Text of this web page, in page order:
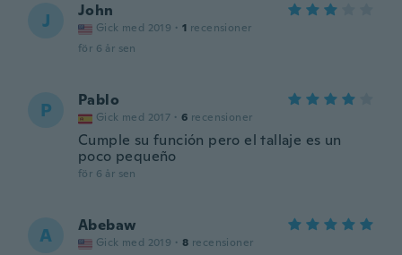
J John
Gick med 2019 · 1 recensioner
för 6 år sen
P Pablo
Gick med 2017 · 6 recensioner
Cumple su función pero el tallaje es un
poco pequeño
för 6 år sen
A Abebaw
Gick med 2019 · 8 recensioner